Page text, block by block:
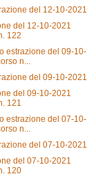
del 12-10-2021
del 12-10-2021
122
estrazione del 09-10-
n...
del 09-10-2021
del 09-10-2021
121
estrazione del 07-10-
n...
del 07-10-2021
del 07-10-2021
120